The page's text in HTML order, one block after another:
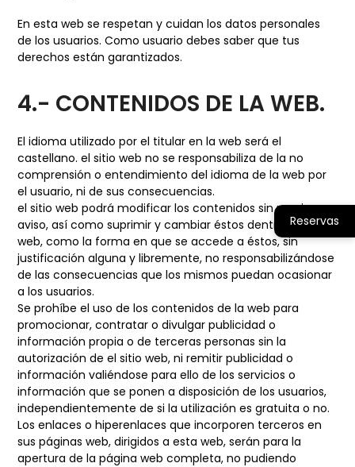
En esta web se respetan y cuidan los datos personales
de los usuarios. Como usuario debes saber que tus
derechos están garantizados.
4.- CONTENIDOS DE LA WEB.
El idioma utilizado por el titular en la web será el
castellano. el sitio web no se responsabiliza de la no
comprensión o entendimiento del idioma de la web por
el usuario, ni de sus consecuencias.
el sitio web podrá modificar los contenidos sin previo
aviso, así como suprimir y cambiar éstos dentro de la
web, como la forma en que se accede a éstos, sin
justificación alguna y libremente, no responsabilizándose
de las consecuencias que los mismos puedan ocasionar
a los usuarios.
Se prohíbe el uso de los contenidos de la web para
promocionar, contratar o divulgar publicidad o
información propia o de terceras personas sin la
autorización de el sitio web, ni remitir publicidad o
información valiéndose para ello de los servicios o
información que se ponen a disposición de los usuarios,
independientemente de si la utilización es gratuita o no.
Los enlaces o hiperenlaces que incorporen terceros en
sus páginas web, dirigidos a esta web, serán para la
apertura de la página web completa, no pudiendo
Reservas